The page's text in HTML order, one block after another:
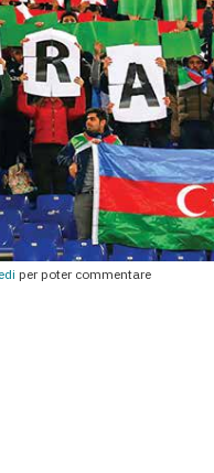
per poter commentare